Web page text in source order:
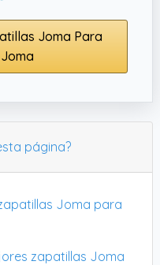
Joma Para
página?
Joma para
zapatillas Joma